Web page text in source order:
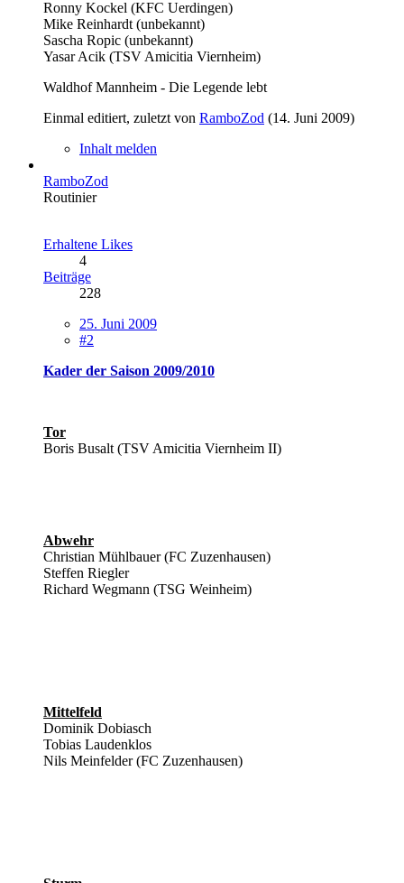
Ronny Kockel (KFC Uerdingen)
Mike Reinhardt (unbekannt)
Sascha Ropic (unbekannt)
Yasar Acik (TSV Amicitia Viernheim)
Waldhof Mannheim - Die Legende lebt
Einmal editiert, zuletzt von RamboZod (14. Juni 2009)
Inhalt melden
RamboZod
Routinier
Erhaltene Likes
4
Beiträge
228
25. Juni 2009
#2
Kader der Saison 2009/2010
Tor
Boris Busalt (TSV Amicitia Viernheim II)
Abwehr
Christian Mühlbauer (FC Zuzenhausen)
Steffen Riegler
Richard Wegmann (TSG Weinheim)
Mittelfeld
Dominik Dobiasch
Tobias Laudenklos
Nils Meinfelder (FC Zuzenhausen)